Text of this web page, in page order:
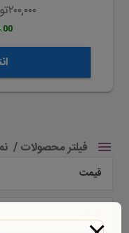
۲۰۰,۰۰۰
USD
فیلتر محصولات
قیمت